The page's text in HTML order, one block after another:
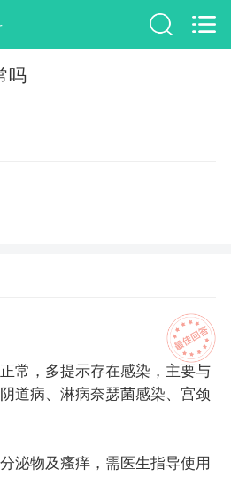
吗
常，多提示存在感染，主要与
道病、淋病奈瑟菌感染、宫颈
泌物及瘙痒，需医生指导使用